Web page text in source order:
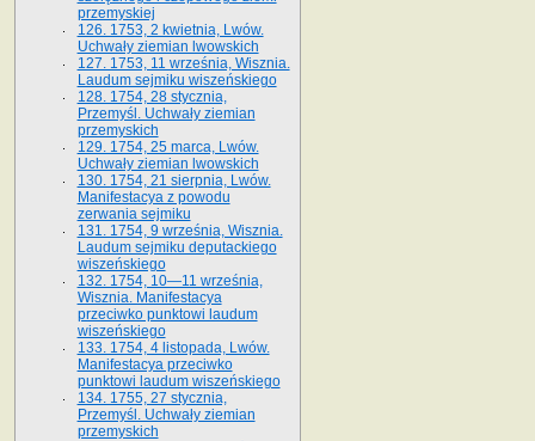
przemyskiej
126. 1753, 2 kwietnia, Lwów.
Uchwały ziemian lwowskich
127. 1753, 11 września, Wisznia.
Laudum sejmiku wiszeńskiego
128. 1754, 28 stycznia,
Przemyśl. Uchwały ziemian
przemyskich
129. 1754, 25 marca, Lwów.
Uchwały ziemian lwowskich
130. 1754, 21 sierpnia, Lwów.
Manifestacya z powodu
zerwania sejmiku
131. 1754, 9 września, Wisznia.
Laudum sejmiku deputackiego
wiszeńskiego
132. 1754, 10—11 września,
Wisznia. Manifestacya
przeciwko punktowi laudum
wiszeńskiego
133. 1754, 4 listopada, Lwów.
Manifestacya przeciwko
punktowi laudum wiszeńskiego
134. 1755, 27 stycznia,
Przemyśl. Uchwały ziemian
przemyskich